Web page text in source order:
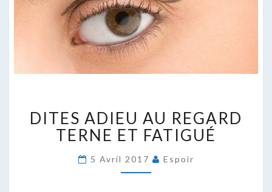
ADIEU
AU
REGARD
TERNE
ET
DITES ADIEU AU REGARD
TERNE ET FATIGUÉ
5 Avril 2017 Espoir